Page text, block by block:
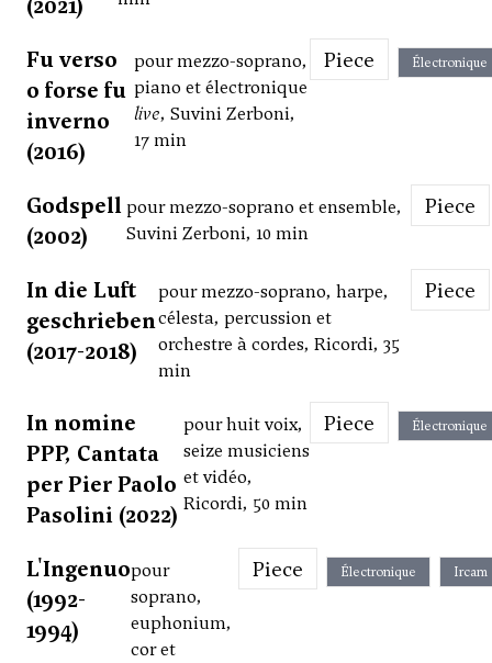
Fu verso
o forse fu
inverno
(2016)
pour mezzo-soprano,
piano et électronique
live, Suvini Zerboni,
17 min
Piece Électronique
Godspell
(2002)
pour mezzo-soprano et ensemble,
Suvini Zerboni, 10 min
Piece
In die Luft
geschrieben
(2017-2018)
pour mezzo-soprano, harpe,
célesta, percussion et
orchestre à cordes, Ricordi, 35
min
Piece
In nomine
PPP, Cantata
per Pier Paolo
Pasolini (2022)
pour huit voix,
seize musiciens
et vidéo,
Ricordi, 50 min
Piece Électronique
L'Ingenuo
(1992-
1994)
pour
soprano,
euphonium,
cor et
Piece Électronique Ircam